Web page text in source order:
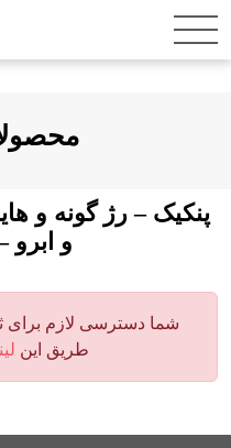
رفتن
محتوا
پنکیک – رژ گونه و
و ابرو
شما دسترسی لازم برای
طریق این